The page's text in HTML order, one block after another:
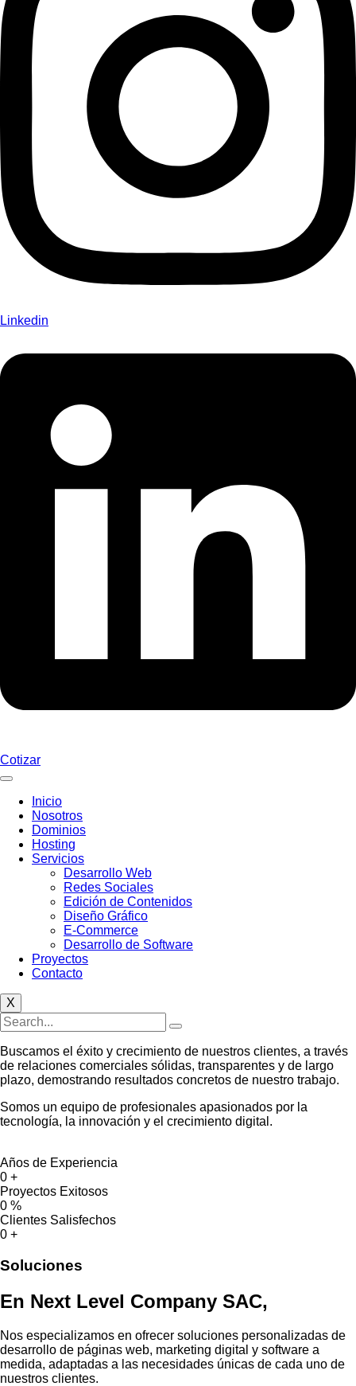
Linkedin
Cotizar
Inicio
Nosotros
Dominios
Hosting
Servicios
Desarrollo Web
Redes Sociales
Edición de Contenidos
Diseño Gráfico
E-Commerce
Desarrollo de Software
Proyectos
Contacto
X
Buscamos el éxito y crecimiento de nuestros clientes, a través
de relaciones comerciales sólidas, transparentes y de largo
plazo, demostrando resultados concretos de nuestro trabajo.
Somos un equipo de profesionales apasionados por la
tecnología, la innovación y el crecimiento digital.
Años de Experiencia
0 +
Proyectos Exitosos
0 %
Clientes Salisfechos
0 +
Soluciones
En Next Level Company SAC,
Nos especializamos en ofrecer soluciones personalizadas de
desarrollo de páginas web, marketing digital y software a
medida, adaptadas a las necesidades únicas de cada uno de
nuestros clientes.